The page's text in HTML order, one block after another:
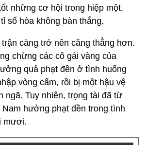
những cơ hội trong hiệp một,
số hòa không bàn thắng.
càng trở nên căng thẳng hơn.
chừng các cô gái vàng của
quả phạt đền ở tình huống
vòng cấm, rồi bị một hậu vệ
ngã. Tuy nhiên, trọng tài đã từ
hưởng phạt đền trong tình
mươi.